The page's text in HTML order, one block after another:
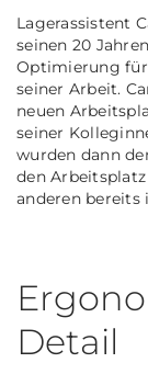
Lagerassistent
seinen 20
Optimierung für
seiner Arbeit.
neuen
seiner
wurden dann
den
anderen bereits
Detail